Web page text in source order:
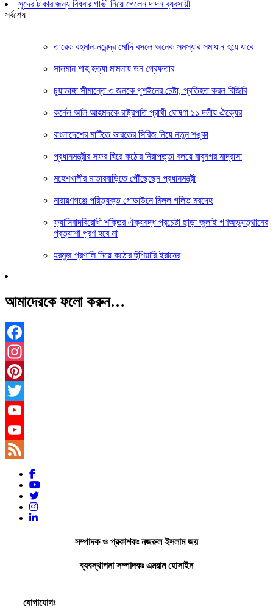
সুদের টাকার জন্য বিধবার গাভী নিয়ে গেলেন দাদন ব্যবসায়ী
সর্বশেষ
তারেক রহমান-নরেন্দ্র মোদি বসলে অনেক সমস্যার সমাধান হয়ে যাবে
সালমান শাহ হত্যা মামলায় ডন গ্রেফতার
চুয়াডাঙ্গা সীমান্তে ৩ জনকে পুশইনের চেষ্টা, প্রতিহত করল বিজিবি
কর্নেল অলি আহমদকে রাষ্ট্রপতি প্রার্থী ঘোষণা ১১ দলীয় ঐক্যের
বাংলাদেশের মাটিতে ভারতের সিরিজ নিয়ে নতুন শঙ্কা
প্রধানমন্ত্রীর সফর ঘিরে কঠোর নিরাপত্তা বলয়ে বাবুনগর মাদ্রাসা
মহেশখালীর মাতারবাড়িতে পৌঁছেছেন প্রধানমন্ত্রী
নারায়ণগঞ্জে পরিত্যক্ত গোডাউনে মিলল গলিত মরদেহ
ফ্যাসিবাদবিরোধী শক্তির ঐক্যবদ্ধ প্রচেষ্টা ছাড়া জুলাই গণঅভ্যুত্থানের
প্রত্যাশা পূরণ হবে না
হরমুজ প্রণালি নিয়ে কঠোর হুঁশিয়ারি ইরানের
আমাদেরকে ফলো করুন…
Facebook
Instagram
Pinterest
Twitter
YouTube
YouTube
Channel
সম্পাদক ও প্রকাশকঃ নজরুল ইসলাম জয়
ব্যবস্থাপনা সম্পাদকঃ এমরান হোসাইন
যোগাযোগঃ